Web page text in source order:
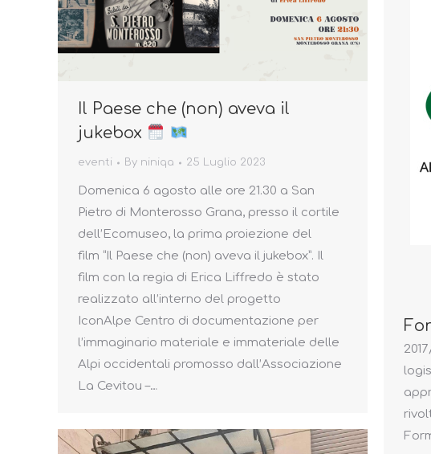
Il Paese che (non) aveva il
jukebox
eventi By niniqa 25 Luglio 2023
Domenica 6 agosto alle ore 21.30 a San
Pietro di Monterosso Grana, presso il cortile
dell’Ecomuseo, la prima proiezione del
film “Il Paese che (non) aveva il jukebox”. Il
film con la regia di Erica Liffredo è stato
realizzato all’interno del progetto
IconAlpe Centro di documentazione per
l’immaginario materiale e immateriale delle
Alpi occidentali promosso dall’Associazione
La Cevitou –…